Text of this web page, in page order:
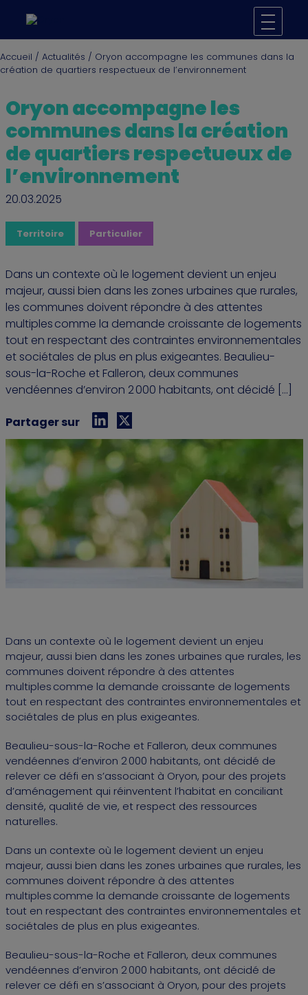
Accueil / Actualités / Oryon accompagne les communes dans la
création de quartiers respectueux de l’environnement
Oryon accompagne les
communes dans la création
de quartiers respectueux de
l’environnement
20.03.2025
Territoire Particulier
Dans un contexte où le logement devient un enjeu
majeur, aussi bien dans les zones urbaines que rurales,
les communes doivent répondre à des attentes
multiples comme la demande croissante de logements
tout en respectant des contraintes environnementales
et sociétales de plus en plus exigeantes. Beaulieu-
sous-la-Roche et Falleron, deux communes
vendéennes d’environ 2 000 habitants, ont décidé […]
Partager sur
Dans un contexte où le logement devient un enjeu
majeur, aussi bien dans les zones urbaines que rurales, les
communes doivent répondre à des attentes
multiples comme la demande croissante de logements
tout en respectant des contraintes environnementales et
sociétales de plus en plus exigeantes.
Beaulieu-sous-la-Roche et Falleron, deux communes
vendéennes d’environ 2 000 habitants, ont décidé de
relever ce défi en s’associant à Oryon, pour des projets
d’aménagement qui réinventent l’habitat en conciliant
densité, qualité de vie, et respect des ressources
naturelles.
Dans un contexte où le logement devient un enjeu
majeur, aussi bien dans les zones urbaines que rurales, les
communes doivent répondre à des attentes
multiples comme la demande croissante de logements
tout en respectant des contraintes environnementales et
sociétales de plus en plus exigeantes.
Beaulieu-sous-la-Roche et Falleron, deux communes
vendéennes d’environ 2 000 habitants, ont décidé de
relever ce défi en s’associant à Oryon, pour des projets